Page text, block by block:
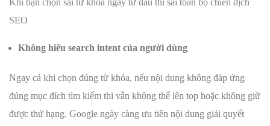
Khi bạn chọn sai từ khóa ngay từ đầu thì sai toàn bộ chiến dịch
SEO
Không hiểu search intent của người dùng
Ngay cả khi chọn đúng từ khóa, nếu nội dung không đáp ứng
đúng mục đích tìm kiếm thì vẫn không thể lên top hoặc không giữ
được thứ hạng. Google ngày càng ưu tiên nội dung giải quyết